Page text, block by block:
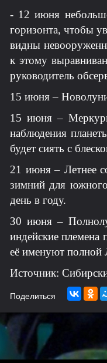
- 12 июня
горизонта, чтобы
видны
к этому
руководитель
15 июня –
15 июня –
наблюдения
будет сиять с
21 июня – Летнее
зимний для
день в году.
З0 июня –
индейские племена
её имeнуют
Источник:
Поделиться